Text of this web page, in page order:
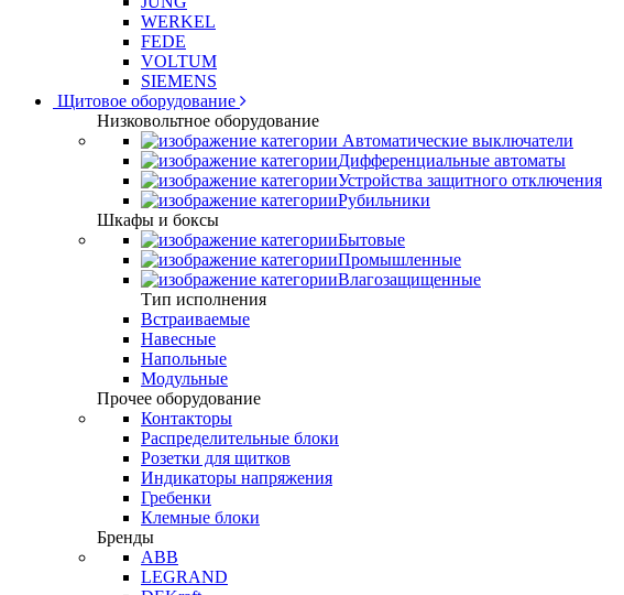
WERKEL
FEDE
VOLTUM
SIEMENS
Щитовое оборудование
Низковольтное оборудование
Автоматические выключатели
Дифференциальные автоматы
Устройства защитного отключения
Рубильники
Шкафы и боксы
Бытовые
Промышленные
Влагозащищенные
Тип исполнения
Встраиваемые
Навесные
Напольные
Модульные
Прочее оборудование
Контакторы
Распределительные блоки
Розетки для щитков
Индикаторы напряжения
Гребенки
Клемные блоки
Бренды
ABB
LEGRAND